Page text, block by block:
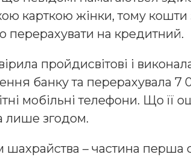
карткою жінки, тому кошти
перерахувати на кредитний.
пройдисвітові і
банку та перерахувала 7
мобільні телефони. Що її
лише згодом.
шахрайства – частина перша